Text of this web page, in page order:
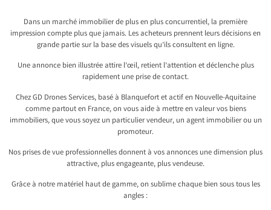
Dans un marché immobilier de plus en plus concurrentiel, la première
impression compte plus que jamais. Les acheteurs prennent leurs décisions en
grande partie sur la base des visuels qu’ils consultent en ligne.
Une annonce bien illustrée attire l’œil, retient l’attention et déclenche plus
rapidement une prise de contact.
Chez GD Drones Services, basé à Blanquefort et actif en Nouvelle-Aquitaine
comme partout en France, on vous aide à mettre en valeur vos biens
immobiliers, que vous soyez un particulier vendeur, un agent immobilier ou un
promoteur.
Nos prises de vue professionnelles donnent à vos annonces une dimension plus
attractive, plus engageante, plus vendeuse.
Grâce à notre matériel haut de gamme, on sublime chaque bien sous tous les
angles :